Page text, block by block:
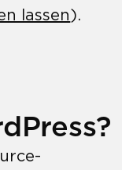
lassen).